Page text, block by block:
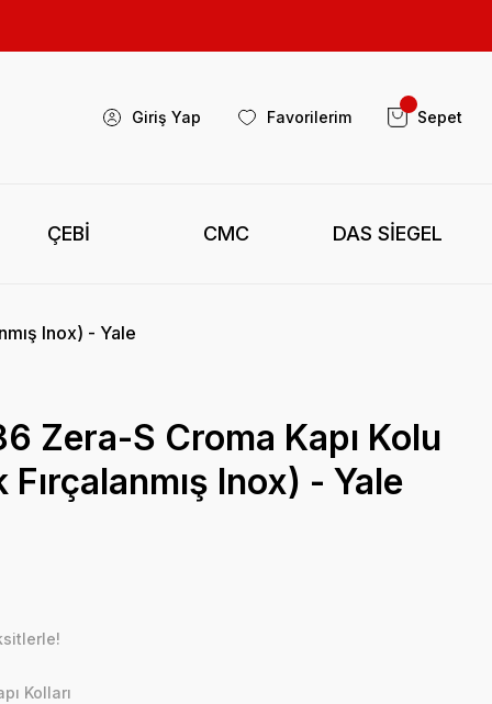
Giriş Yap Favorilerim Sepet
ÇEBİ CMC DAS SİEGEL
Inox) - Yale
Zera-S Croma Kapı Kolu
Inox) - Yale
Kolları